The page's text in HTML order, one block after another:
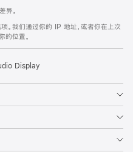
异。
。我们通过你的 IP 地址，或者你在上次
的位置。
Display